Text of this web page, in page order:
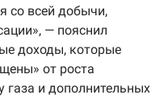
со всей добычи,
— пояснил
доходы, которые
от роста
газа и дополнительных